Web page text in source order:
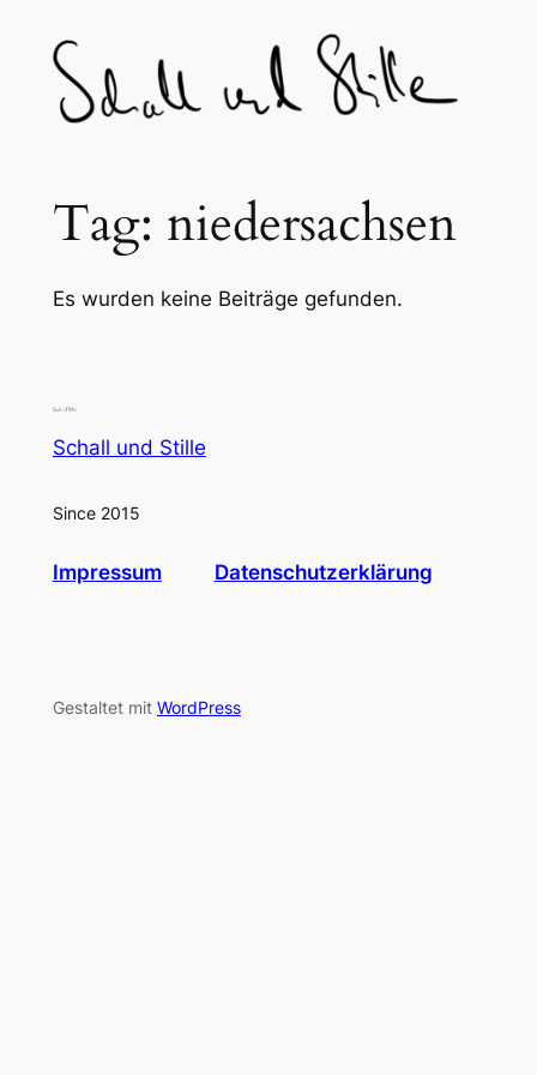
content
Tag: niedersachsen
Es wurden keine Beiträge gefunden.
Schall und Stille
Since 2015
Impressum Datenschutzerklärung
Gestaltet mit WordPress